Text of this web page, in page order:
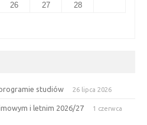
26 27
28
studiów 26 lipca 2026
i letnim 2026/27
1 czerwca